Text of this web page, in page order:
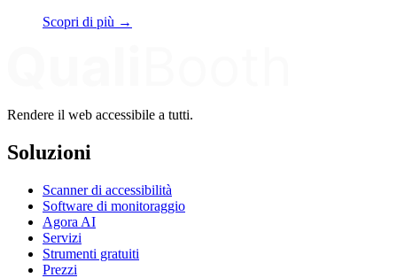
Scopri di più →
Rendere il web accessibile a tutti.
Soluzioni
Scanner di accessibilità
Software di monitoraggio
Agora AI
Servizi
Strumenti gratuiti
Prezzi